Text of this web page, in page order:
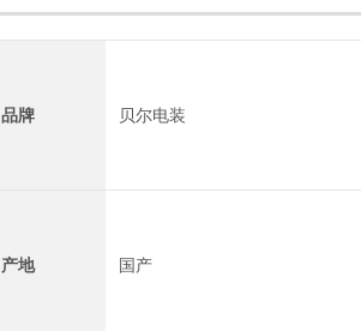
品牌 贝尔电装
产地 国产